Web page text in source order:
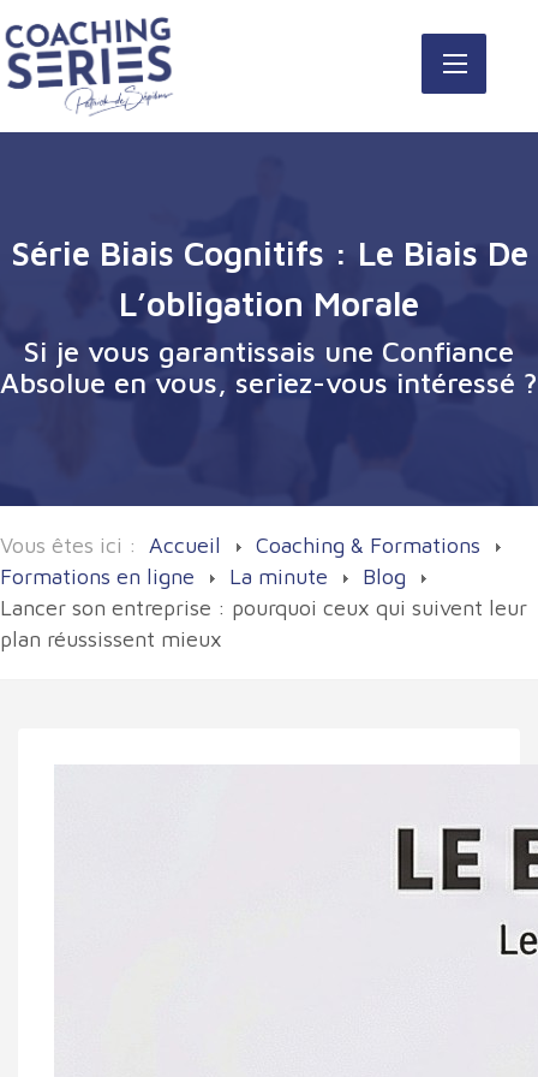
Série Biais Cognitifs : Le Biais De
L’obligation Morale
Si je vous garantissais une Confiance
Absolue en vous, seriez-vous intéressé ?
Vous êtes ici : Accueil
Coaching & Formations
Formations en ligne
La minute
Blog
Lancer son entreprise : pourquoi ceux qui suivent leur
plan réussissent mieux